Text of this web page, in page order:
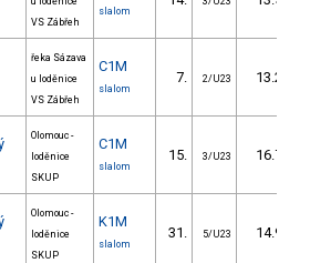
VS Zábřeh
slalom
řeka Sázava
u loděnice
VS Zábřeh
C1M
slalom
7. 2/U23 13.20
Olomouc -
loděnice
SKUP
C1M
slalom
15. 3/U23 16.70
Olomouc -
loděnice
SKUP
K1M
slalom
31. 5/U23 14.90